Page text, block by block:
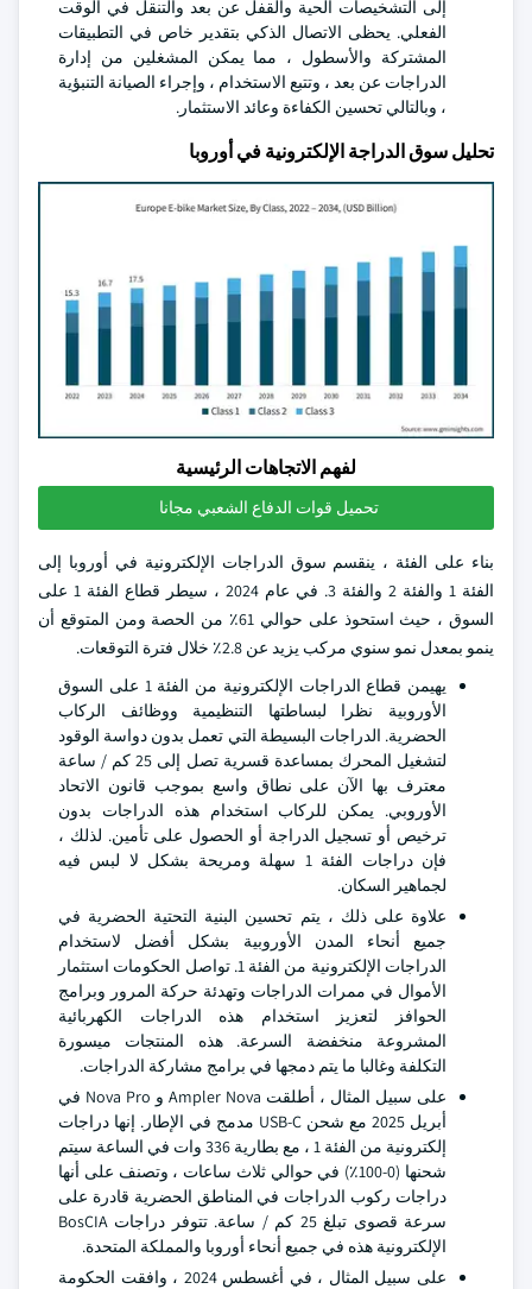
إلى التشخيصات الحية والقفل عن بعد والتنقل في الوقت
الفعلي. يحظى الاتصال الذكي بتقدير خاص في التطبيقات
المشتركة والأسطول ، مما يمكن المشغلين من إدارة
الدراجات عن بعد ، وتتبع الاستخدام ، وإجراء الصيانة التنبؤية
، وبالتالي تحسين الكفاءة وعائد الاستثمار.
تحليل سوق الدراجة الإلكترونية في أوروبا
لفهم الاتجاهات الرئيسية
تحميل قوات الدفاع الشعبي مجانا
بناء على الفئة ، ينقسم سوق الدراجات الإلكترونية في أوروبا إلى
الفئة 1 والفئة 2 والفئة 3. في عام 2024 ، سيطر قطاع الفئة 1 على
السوق ، حيث استحوذ على حوالي 61٪ من الحصة ومن المتوقع أن
ينمو بمعدل نمو سنوي مركب يزيد عن 2.8٪ خلال فترة التوقعات.
يهيمن قطاع الدراجات الإلكترونية من الفئة 1 على السوق
الأوروبية نظرا لبساطتها التنظيمية ووظائف الركاب
الحضرية. الدراجات البسيطة التي تعمل بدون دواسة الوقود
لتشغيل المحرك بمساعدة قسرية تصل إلى 25 كم / ساعة
معترف بها الآن على نطاق واسع بموجب قانون الاتحاد
الأوروبي. يمكن للركاب استخدام هذه الدراجات بدون
ترخيص أو تسجيل الدراجة أو الحصول على تأمين. لذلك ،
فإن دراجات الفئة 1 سهلة ومريحة بشكل لا لبس فيه
لجماهير السكان.
علاوة على ذلك ، يتم تحسين البنية التحتية الحضرية في
جميع أنحاء المدن الأوروبية بشكل أفضل لاستخدام
الدراجات الإلكترونية من الفئة 1. تواصل الحكومات استثمار
الأموال في ممرات الدراجات وتهدئة حركة المرور وبرامج
الحوافز لتعزيز استخدام هذه الدراجات الكهربائية
المشروعة منخفضة السرعة. هذه المنتجات ميسورة
التكلفة وغالبا ما يتم دمجها في برامج مشاركة الدراجات.
على سبيل المثال ، أطلقت Ampler Nova و Nova Pro في
أبريل 2025 مع شحن USB-C مدمج في الإطار. إنها دراجات
إلكترونية من الفئة 1 ، مع بطارية 336 وات في الساعة سيتم
شحنها (0-100٪) في حوالي ثلاث ساعات ، وتصنف على أنها
دراجات ركوب الدراجات في المناطق الحضرية قادرة على
سرعة قصوى تبلغ 25 كم / ساعة. تتوفر دراجات BosCIA
الإلكترونية هذه في جميع أنحاء أوروبا والمملكة المتحدة.
على سبيل المثال ، في أغسطس 2024 ، وافقت الحكومة